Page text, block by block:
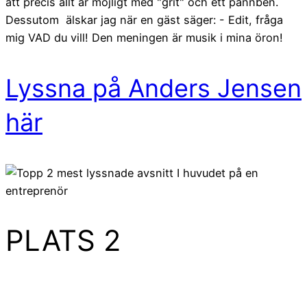
Dessutom älskar jag när en gäst säger: - Edit, fråga
mig VAD du vill! Den meningen är musik i mina öron!
Lyssna på Anders Jensen
här
PLATS 2